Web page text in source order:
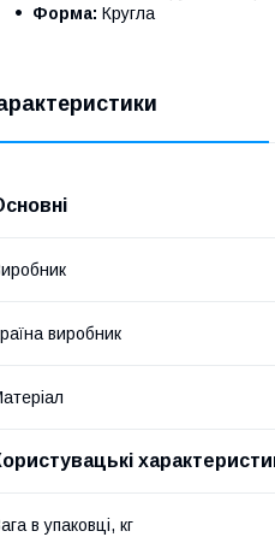
Форма: Кругла
виробник
в упаковці, кг